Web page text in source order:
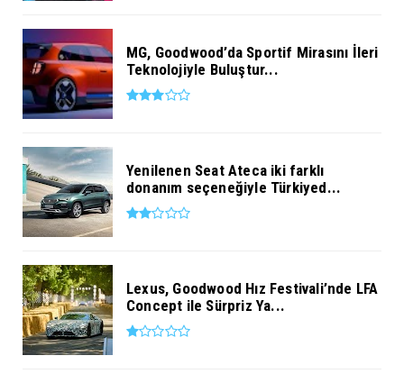
MG, Goodwood’da Sportif Mirasını İleri
Teknolojiyle Buluştur...
Yenilenen Seat Ateca iki farklı
donanım seçeneğiyle Türkiyed...
Lexus, Goodwood Hız Festivali’nde LFA
Concept ile Sürpriz Ya...